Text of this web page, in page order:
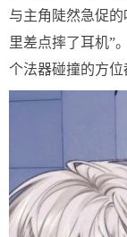
与主角陡然急促
里差点摔了耳机”
个法器碰撞的方位